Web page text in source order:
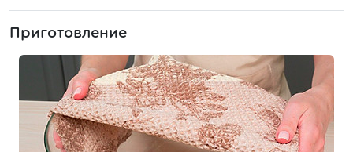
Приготовление